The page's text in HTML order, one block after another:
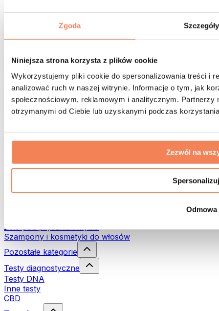
Zgoda Szczegóły
Niniejsza strona korzysta z plików cookie
Wykorzystujemy pliki cookie do spersonalizowania treści i
analizować ruch w naszej witrynie. Informacje o tym, jak
społecznościowym, reklamowym i analitycznym. Partnerzy
otrzymanymi od Ciebie lub uzyskanymi podczas
Zezwól na
Spersonalizuj
Odmowa
Torby i plecaki
Torby na żywność i akcesoria
Akcesoria dopasowane do aktywności
Bieganie
Sporty walki
Kolarstwo
Joga i pilates
Terapia zimnem
Trekking
Filtry i dzbanki do wody
Środki do prania
Żele pod prysznic i mydła
Szampony i kosmetyki do włosów
Pozostałe kategorie
Testy diagnostyczne
Testy DNA
Inne testy
CBD